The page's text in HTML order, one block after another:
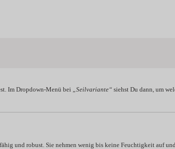
Im Dropdown-Menü bei „Seilvariante“ siehst Du dann, um
und robust. Sie nehmen wenig bis keine Feuchtigkeit auf